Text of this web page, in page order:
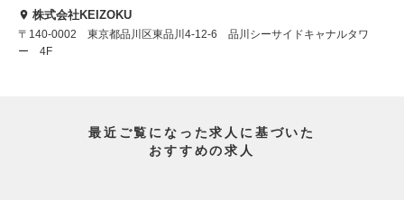
株式会社KEIZOKU
〒140-0002 東京都品川区東品川4-12-6 品川シーサイドキャナルタワ
ー 4F
最近ご覧になった求人に基づいた
おすすめの求人